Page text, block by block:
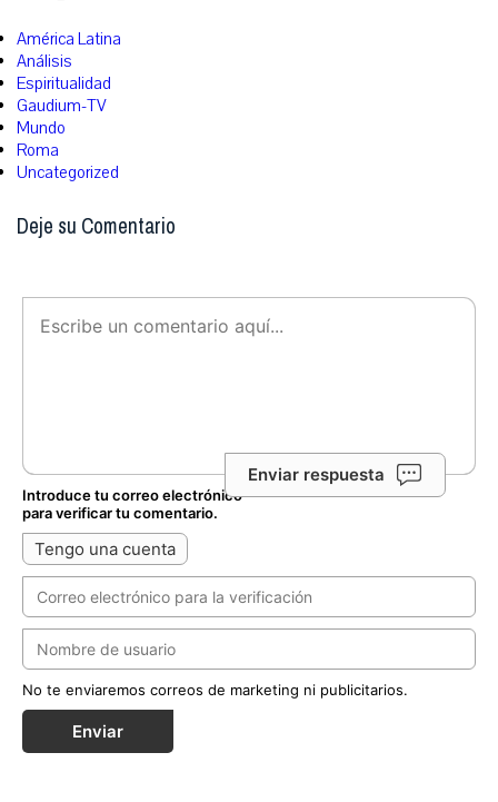
América Latina
Análisis
Espiritualidad
Gaudium-TV
Mundo
Roma
Uncategorized
Deje su Comentario
Enviar respuesta
Introduce tu correo electrónico
para verificar tu comentario.
Tengo una cuenta
No te enviaremos correos de marketing ni publicitarios.
Enviar